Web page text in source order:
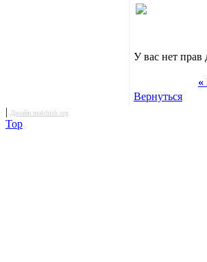
У вас нет прав
«
Вернуться
| Дизайн malchish.org
Top